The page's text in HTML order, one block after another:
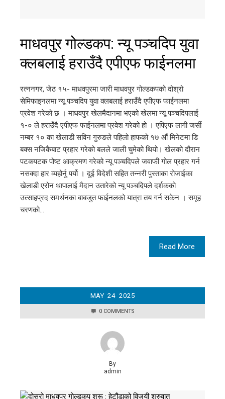
माधवपुर गोल्डकप: न्यू पञ्चदिप युवा
क्लबलाई हराउँदै एपीएफ फाईनलमा
रत्ननगर, जेठ १५- माधवपुरमा जारी माधवपुर गोल्डकपको दोश्रो
सेमिफाइनलमा न्यू पञ्चदिप युवा क्लबलाई हराउँदै एपीएफ फाईनलमा
प्रवेश गरेको छ । माधवपुर खेलमैदानमा भएको खेलमा न्यू पञ्चदिपलाई
१-० ले हराउँदै एपीएफ फाईनलमा प्रवेश गरेको हो । एपिएफ लागी जर्सी
नम्बर १० का खेलाडी सविन गुरुङले पहिलो हाफको १७ औं मिनेटमा डि
बक्स नजिकैबाट प्रहार गरेको बलले जाली चुमेको थियो। खेलको दौरान
पटकपटक पोष्ट आक्रमण गरेको न्यू पञ्चदिपले जवाफी गोल प्रहार गर्न
नसक्दा हार व्यहोर्नु पर्यो । दुई विदेशी सहित तन्नरी पुस्ताका रोजाईका
खेलाडी एरोन थापालाई मैदान उतारेको न्यू पञ्चदिपले दर्शकको
उत्साहप्रद समर्थनका बाबजुत फाईनलको यात्रा तय गर्न सकेन । समूह
चरणको…
Read More
MAY 24 2025
0 COMMENTS
By
admin